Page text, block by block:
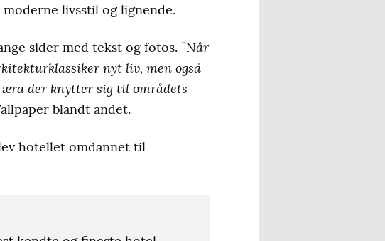
livsstil og lignende.
sider med tekst og fotos. ”Når
nyt liv, men også
der knytter sig til områdets
blandt andet.
hotellet omdannet til